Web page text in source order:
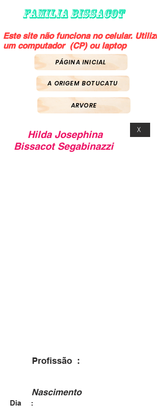
FAMILIA BISSACOT
Este site não funciona no celular. Utilize
um computador (CP) ou laptop
PÁGINA INICIAL
A ORIGEM BOTUCATU
ARVORE
Hilda Josephina
Bissacot Segabinazzi
X
Nascimento
Dia :
Profissão :